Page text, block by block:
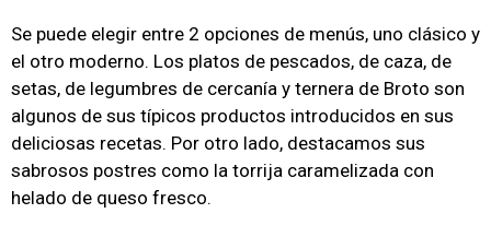
Se puede elegir entre 2 opciones de menús, uno clásico y
el otro moderno. Los platos de pescados, de caza, de
setas, de legumbres de cercanía y ternera de Broto son
algunos de sus típicos productos introducidos en sus
deliciosas recetas. Por otro lado, destacamos sus
sabrosos postres como la torrija caramelizada con
helado de queso fresco.